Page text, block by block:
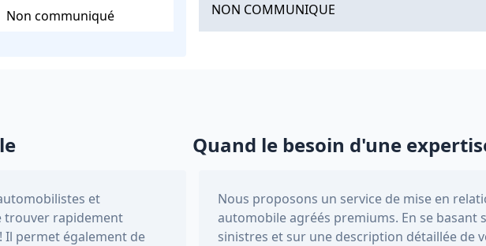
Non communiqué NON COMMUNIQUE
et
trouver rapidement
Il permet également de
Quand le besoin d'une
Nous proposons un service de mise en
automobile agréés premiums. En se basant
sinistres et sur une description détaillée de